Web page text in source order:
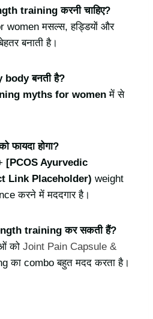
training करनी चाहिए?
women मसल्स, हड्डियों और
बनाती है।
body बनती है?
myths for women में से
फायदा होगा?
[PCOS Ayurvedic
Link Placeholder) weight
करने में मददगार है।
training कर सकती हैं?
को Joint Pain Capsule &
का combo बहुत मदद करता है।